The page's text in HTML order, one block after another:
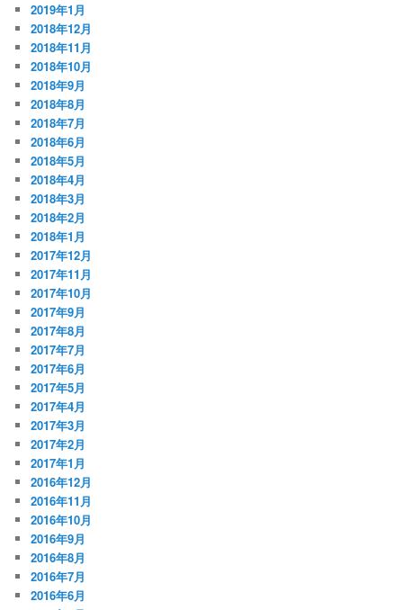
2019年1月
2018年12月
2018年11月
2018年10月
2018年9月
2018年8月
2018年7月
2018年6月
2018年5月
2018年4月
2018年3月
2018年2月
2018年1月
2017年12月
2017年11月
2017年10月
2017年9月
2017年8月
2017年7月
2017年6月
2017年5月
2017年4月
2017年3月
2017年2月
2017年1月
2016年12月
2016年11月
2016年10月
2016年9月
2016年8月
2016年7月
2016年6月